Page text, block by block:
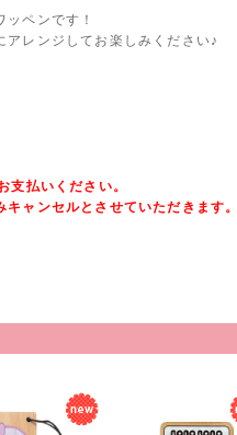
ペンです！
レンジしてお楽しみください♪
払いください。
ャンセルとさせていただきます。